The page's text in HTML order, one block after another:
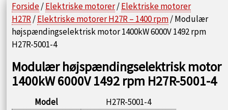
Forside/Elektriske motorer/Elektriske motorer
H27R/Elektriske motorer H27R – 1400 rpm/ Modulær
højspændingselektrisk motor 1400kW 6000V 1492 rpm
H27R-5001-4
Modulær højspændingselektrisk motor
1400kW 6000V 1492 rpm H27R-5001-4
Model
H27R-5001-4